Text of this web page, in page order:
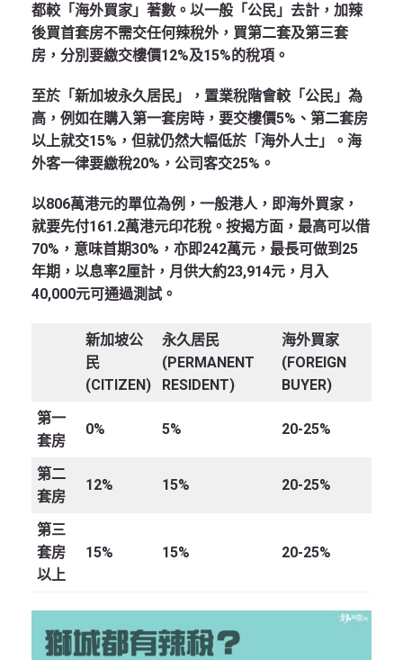
都較「海外買家」著數。以一般「公民」去計，加辣
後買首套房不需交任何辣稅外，買第二套及第三套
房，分別要繳交樓價12%及15%的稅項。
至於「新加坡永久居民」，置業稅階會較「公民」為
高，例如在購入第一套房時，要交樓價5%、第二套房
以上就交15%，但就仍然大幅低於「海外人士」。海
外客一律要繳稅20%，公司客交25%。
以806萬港元的單位為例，一般港人，即海外買家，
就要先付161.2萬港元印花稅。按揭方面，最高可以借
70%，意味首期30%，亦即242萬元，最長可做到25
年期，以息率2厘計，月供大約23,914元，月入
40,000元可通過測試。
新加坡公
民
(CITIZEN)
永久居民
(PERMANENT
RESIDENT)
海外買家
(FOREIGN
BUYER)
第一
套房
0% 5% 20-25%
第二
套房
12% 15% 20-25%
第三
套房
以上
15% 15% 20-25%